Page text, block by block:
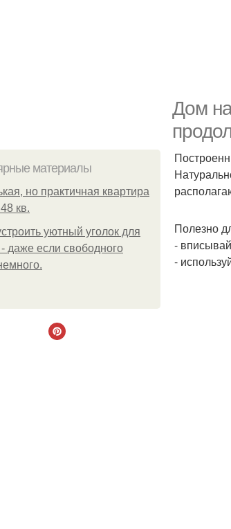
Дом
материалы
но практичная квартира
кв.
уютный уголок для
- даже если свободного
Полезно
-
-